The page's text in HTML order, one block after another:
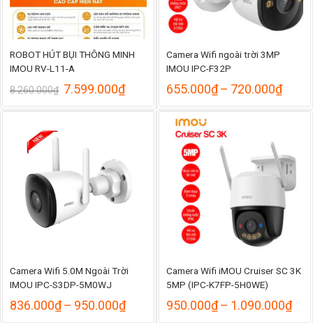
ROBOT HÚT BỤI THÔNG MINH
IMOU RV-L11-A
8.260.000₫ Giá
là:
7.599.000₫Giá
tại
7.599.000₫.
Camera Wifi ngoài trời 3MP
IMOU IPC-F32P
655.000₫– 720.000₫
từ
Camera Wifi 5.0M Ngoài Trời
IMOU IPC-S3DP-5M0WJ
836.000₫– 950.000₫Khoảng
Camera Wifi iMOU Cruiser SC 3K
5MP (IPC-K7FP-5H0WE)
950.000₫– 1.090.000₫